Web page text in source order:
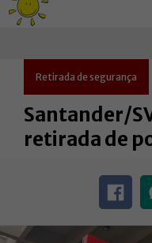
Retirada de segurança
Santander/
retirada de